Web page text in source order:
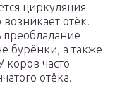
циркуляция
отёк.
бурёнки, а также
коров часто
отёка.